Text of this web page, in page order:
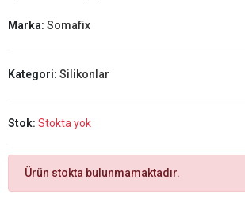
Marka: Somafix
Kategori: Silikonlar
Stok: Stokta yok
Ürün stokta bulunmamaktadır.